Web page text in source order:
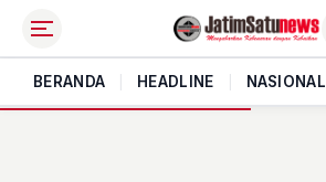
BERANDA HEADLINE NASIONAL